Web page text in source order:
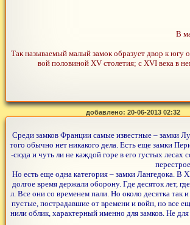
В
Так называемый малый замок образует двор к югу
вой половиной XV столетия; с XVI века в
добавлено: 20-06-2013 02:32
Среди замков Франции самые известные – замки
того обычно нет никакого дела. Есть еще замки
-сюда и чуть ли не каждой горе в его густых лесах
Но есть еще одна категория – замки Лангедока. В
долгое время держали оборону. Где десяток лет,
л. Все они со временем пали. Но около десятка так
пустые, пострадавшие от времени и войн, но все
нили облик, характерный именно для замков. Не